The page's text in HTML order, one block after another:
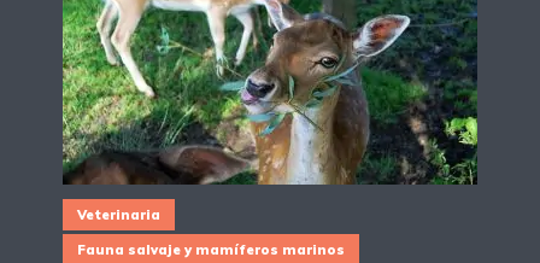
Veterinaria
Fauna salvaje y mamíferos marinos